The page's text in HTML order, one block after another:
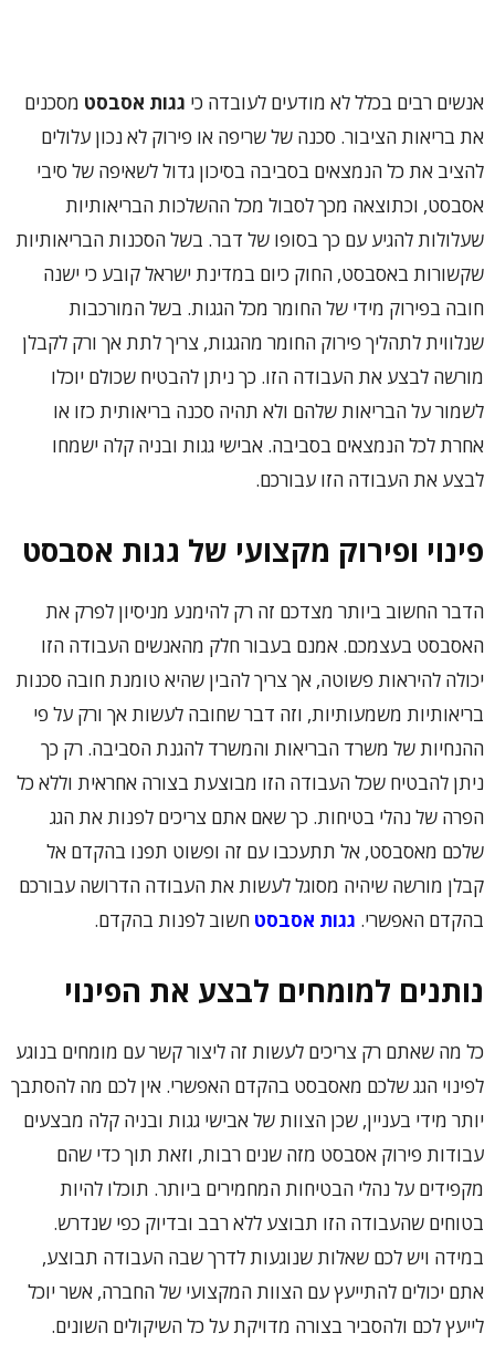
אנשים רבים בכלל לא מודעים לעובדה כי גגות אסבסט מסכנים
את בריאות הציבור. סכנה של שריפה או פירוק לא נכון עלולים
להציב את כל הנמצאים בסביבה בסיכון גדול לשאיפה של סיבי
אסבסט, וכתוצאה מכך לסבול מכל ההשלכות הבריאותיות
שעלולות להגיע עם כך בסופו של דבר. בשל הסכנות הבריאותיות
שקשורות באסבסט, החוק כיום במדינת ישראל קובע כי ישנה
חובה בפירוק מידי של החומר מכל הגגות. בשל המורכבות
שנלווית לתהליך פירוק החומר מהגגות, צריך לתת אך ורק לקבלן
מורשה לבצע את העבודה הזו. כך ניתן להבטיח שכולם יוכלו
לשמור על הבריאות שלהם ולא תהיה סכנה בריאותית כזו או
אחרת לכל הנמצאים בסביבה. אבישי גגות ובניה קלה ישמחו
לבצע את העבודה הזו עבורכם.
פינוי ופירוק מקצועי של גגות אסבסט
הדבר החשוב ביותר מצדכם זה רק להימנע מניסיון לפרק את
האסבסט בעצמכם. אמנם בעבור חלק מהאנשים העבודה הזו
יכולה להיראות פשוטה, אך צריך להבין שהיא טומנת חובה סכנות
בריאותיות משמעותיות, וזה דבר שחובה לעשות אך ורק על פי
ההנחיות של משרד הבריאות והמשרד להגנת הסביבה. רק כך
ניתן להבטיח שכל העבודה הזו מבוצעת בצורה אחראית וללא כל
הפרה של נהלי בטיחות. כך שאם אתם צריכים לפנות את הגג
שלכם מאסבסט, אל תתעכבו עם זה ופשוט תפנו בהקדם אל
קבלן מורשה שיהיה מסוגל לעשות את העבודה הדרושה עבורכם
בהקדם האפשרי. גגות אסבסט חשוב לפנות בהקדם.
נותנים למומחים לבצע את הפינוי
כל מה שאתם רק צריכים לעשות זה ליצור קשר עם מומחים בנוגע
לפינוי הגג שלכם מאסבסט בהקדם האפשרי. אין לכם מה להסתבך
יותר מידי בעניין, שכן הצוות של אבישי גגות ובניה קלה מבצעים
עבודות פירוק אסבסט מזה שנים רבות, וזאת תוך כדי שהם
מקפידים על נהלי הבטיחות המחמירים ביותר. תוכלו להיות
בטוחים שהעבודה הזו תבוצע ללא רבב ובדיוק כפי שנדרש.
במידה ויש לכם שאלות שנוגעות לדרך שבה העבודה תבוצע,
אתם יכולים להתייעץ עם הצוות המקצועי של החברה, אשר יוכל
לייעץ לכם ולהסביר בצורה מדויקת על כל השיקולים השונים.